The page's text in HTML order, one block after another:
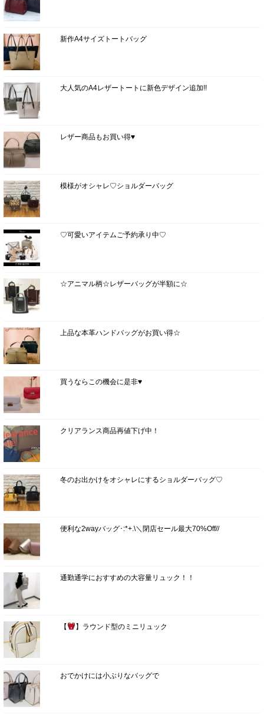
新作A4サイズトートバッグ
大人気のA4レザートートに新色デザイン追加!!
レザー商品もお買い得♥
模様がオシャレ♡ショルダーバッグ
♡可愛いアイテムご予約承り中♡
☆アニマル柄☆レザーバッグが半額に☆
上品な本革ハンドバッグがお買い得☆
買うならこの機会に是非♥
クリアランス商品再値下げ中！
冬のお出かけをオシャレにするショルダーバッグ♡
便利な2wayバッグ･:*+.\＼閉店セール最大70%Off//
通勤通学におすすめの大容量リュック！！
【 】ラウンド型のミニリュック
おでかけには小ぶりなバッグで